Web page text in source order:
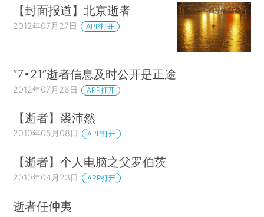
【封面报道】北京逝者
2012年07月27日 APP打开
“7•21”逝者信息及时公开是正途
2012年07月26日 APP打开
【逝者】裘沛然
2010年05月08日 APP打开
【逝者】个人电脑之父罗伯茨
2010年04月23日 APP打开
逝者任仲夷